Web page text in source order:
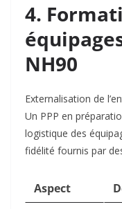
4.
NH90
Externalisation de
Un PPP en
logistique des
fidélité fournis par
Aspect